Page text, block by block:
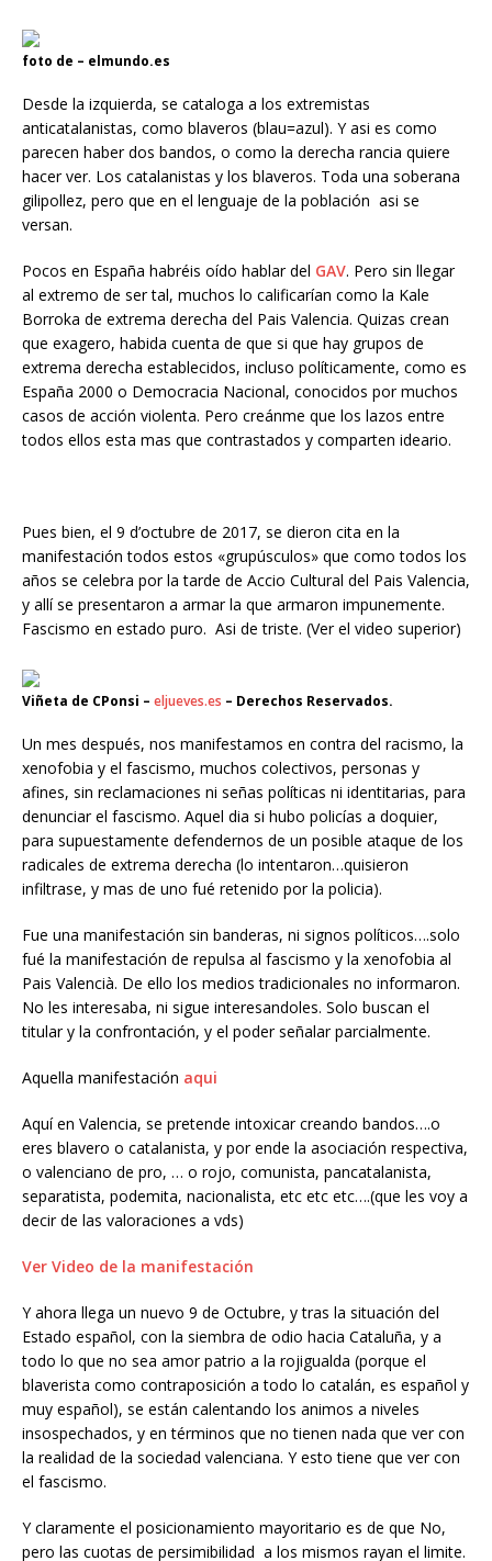
foto de – elmundo.es
Desde la izquierda, se cataloga a los extremistas
anticatalanistas, como blaveros (blau=azul). Y asi es como
parecen haber dos bandos, o como la derecha rancia quiere
hacer ver. Los catalanistas y los blaveros. Toda una soberana
gilipollez, pero que en el lenguaje de la población asi se
versan.
Pocos en España habréis oído hablar del GAV. Pero sin llegar
al extremo de ser tal, muchos lo calificarían como la Kale
Borroka de extrema derecha del Pais Valencia. Quizas crean
que exagero, habida cuenta de que si que hay grupos de
extrema derecha establecidos, incluso políticamente, como es
España 2000 o Democracia Nacional, conocidos por muchos
casos de acción violenta. Pero creánme que los lazos entre
todos ellos esta mas que contrastados y comparten ideario.
Pues bien, el 9 d’octubre de 2017, se dieron cita en la
manifestación todos estos «grupúsculos» que como todos los
años se celebra por la tarde de Accio Cultural del Pais Valencia,
y allí se presentaron a armar la que armaron impunemente.
Fascismo en estado puro. Asi de triste. (Ver el video superior)
Viñeta de CPonsi – eljueves.es – Derechos Reservados.
Un mes después, nos manifestamos en contra del racismo, la
xenofobia y el fascismo, muchos colectivos, personas y
afines, sin reclamaciones ni señas políticas ni identitarias, para
denunciar el fascismo. Aquel dia si hubo policías a doquier,
para supuestamente defendernos de un posible ataque de los
radicales de extrema derecha (lo intentaron…quisieron
infiltrase, y mas de uno fué retenido por la policia).
Fue una manifestación sin banderas, ni signos políticos….solo
fué la manifestación de repulsa al fascismo y la xenofobia al
Pais Valencià. De ello los medios tradicionales no informaron.
No les interesaba, ni sigue interesandoles. Solo buscan el
titular y la confrontación, y el poder señalar parcialmente.
Aquella manifestación aqui
Aquí en Valencia, se pretende intoxicar creando bandos….o
eres blavero o catalanista, y por ende la asociación respectiva,
o valenciano de pro, … o rojo, comunista, pancatalanista,
separatista, podemita, nacionalista, etc etc etc….(que les voy a
decir de las valoraciones a vds)
Ver Video de la manifestación
Y ahora llega un nuevo 9 de Octubre, y tras la situación del
Estado español, con la siembra de odio hacia Cataluña, y a
todo lo que no sea amor patrio a la rojigualda (porque el
blaverista como contraposición a todo lo catalán, es español y
muy español), se están calentando los animos a niveles
insospechados, y en términos que no tienen nada que ver con
la realidad de la sociedad valenciana. Y esto tiene que ver con
el fascismo.
Y claramente el posicionamiento mayoritario es de que No,
pero las cuotas de persimibilidad a los mismos rayan el limite.